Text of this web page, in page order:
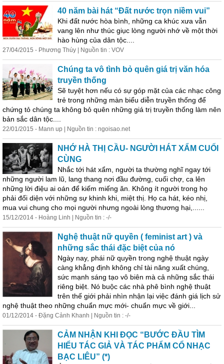
40 năm bài hát “Đất nước trọn niềm vui”
Khi đất nước hòa bình, những ca khúc xưa vẫn
vang lên như thúc giục lòng người nhớ về một thời
hào hùng của dân tộc....
27/04/2015 - Phương Thúy | Nguồn tin : VOV
Chúng ta vô tình bỏ quên giá trị văn hóa
truyền thống
Sẽ tuyệt hơn nếu có sự góp mặt của các nhạc công
trẻ trong những màn biểu diễn truyền thống để
chứng tỏ chúng ta không bỏ quên những giá trị truyền thống làm nên
bản sắc dân tộc....
22/01/2015 - Mann up | Nguồn tin : ngoisao.net
NHỚ HÀ THỊ CẦU- NGƯỜI HÁT XẨM CUỐI
CÙNG
Nhắc tới hát xẩm, người ta thường nghĩ ngay tới
những người lam lũ, lang thang nơi đầu đường, cuối chợ, ca lên
những lời điệu ai oán để kiếm miếng ăn. Không ít người trong họ
phải đối diện với những sự khinh khi, miệt thị. Họ ca hát, kéo nhị,
mua vui chung cho mọi người nhưng ngoài lòng thương hại,......
15/12/2014 - Hoàng Linh | Nguồn tin : -/-
Nghệ thuật nữ quyền ( feminist art ) và
những sắc thái đặc biệt của nó
Ngày nay, phái nữ quyền trong nghệ thuật ngày
càng khẳng định không chỉ tài năng xuất chúng,
sức mạnh sáng tạo vô biên mà cả những sắc thái
riêng biệt. Nó buộc các nhà phê bình nghệ thuật
trên thế giới phải nhìn nhận lại việc đánh giá lịch sử
nghệ thuật theo những chuẩn mực mới- chuẩn mực về giới...
01/12/2014 - Đặng Cảnh Khanh | Nguồn tin : -/-
CẢM NHẬN KHI ĐỌC “BƯỚC ĐẦU TÌM
HIỂU TÁC GIẢ VÀ TÁC PHẨM CỔ NHẠC
BẠC LIÊU” (*)